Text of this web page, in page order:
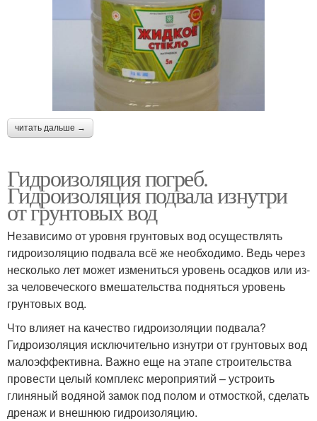
читать дальше →
Гидроизоляция погреб.
Гидроизоляция подвала изнутри
от грунтовых вод
Независимо от уровня грунтовых вод осуществлять
гидроизоляцию подвала всё же необходимо. Ведь через
несколько лет может измениться уровень осадков или из-
за человеческого вмешательства подняться уровень
грунтовых вод.
Что влияет на качество гидроизоляции подвала?
Гидроизоляция исключительно изнутри от грунтовых вод
малоэффективна. Важно еще на этапе строительства
провести целый комплекс мероприятий – устроить
глиняный водяной замок под полом и отмосткой, сделать
дренаж и внешнюю гидроизоляцию.